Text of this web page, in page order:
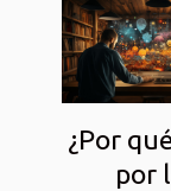
¿Por
por